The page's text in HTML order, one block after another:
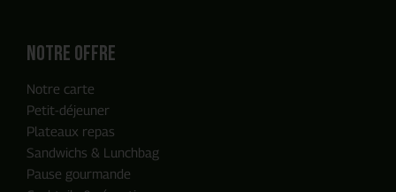
Notre offre
Notre carte
Petit-déjeuner
Plateaux repas
Sandwichs & Lunchbag
Pause gourmande